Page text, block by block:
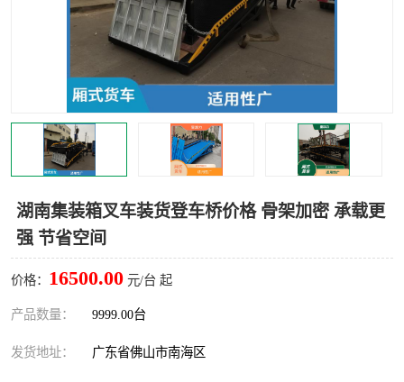
湖南集装箱叉车装货登车桥价格 骨架加密 承载更
强 节省空间
价格： 16500.00 元/台 起
产品数量： 9999.00台
发货地址： 广东省佛山市南海区